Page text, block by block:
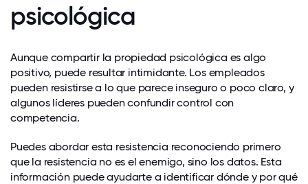
psicológica
Aunque compartir la propiedad psicológica es algo
positivo, puede resultar intimidante. Los empleados
pueden resistirse a lo que parece inseguro o poco claro, y
algunos líderes pueden confundir control con
competencia.
Puedes abordar esta resistencia reconociendo primero
que la resistencia no es el enemigo, sino los datos. Esta
información puede ayudarte a identificar dónde y por qué